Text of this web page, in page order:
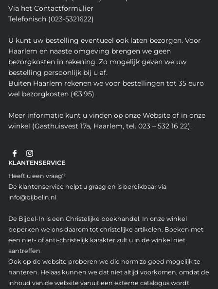
Via het Contactformulier
Telefonisch (023-5321622)
U kunt uw bestelling eventueel ook laten bezorgen. Voor
Haarlem en naaste omgeving brengen we geen
bezorgkosten in rekening. Zo mogelijk geven we uw
bestelling persoonlijk bij u af.
Buiten Haarlem rekenen we voor bestellingen tot 35 euro
wel bezorgkosten (€3,95).
Meer informatie kunt u vinden op onze Website of in onze
winkel (Gasthuisvest 17a, Haarlem, tel. 023 – 532 16 22).
KLANTENSERVICE
Heeft u een vraag?
De klantenservice helpt u graag en is bereikbaar via
info@bijbelin.nl
De Bijbel-In is een Christelijke boekhandel. In onze winkel
beperken we ons daarom tot christelijke artikelen. Boeken met
een niet- of anti-christelijk karakter zult u in de winkel niet
aantreffen.
Ook op de website proberen we die norm zo goed mogelijk te
hanteren. Helaas kunnen we dat niet altijd voorkomen, omdat de
inhoud van de website vanuit een externe catalogus wordt